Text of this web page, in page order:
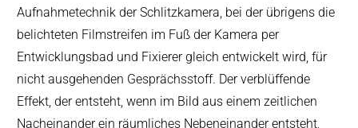
Aufnahmetechnik der Schlitzkamera, bei der übrigens die
belichteten Filmstreifen im Fuß der Kamera per
Entwicklungsbad und Fixierer gleich entwickelt wird, für
nicht ausgehenden Gesprächsstoff. Der verblüffende
Effekt, der entsteht, wenn im Bild aus einem zeitlichen
Nacheinander ein räumliches Nebeneinander entsteht,